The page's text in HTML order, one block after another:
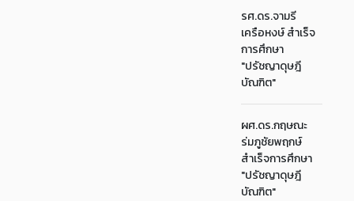
รศ.ดร.จามรี
เครือหงษ์ สำเร็จ
การศึกษา
"ปรัชญาดุษฎี
บัณฑิต"
ผศ.ดร.กฤษณะ
ร่มภูชัยพฤกษ์
สำเร็จการศึกษา
"ปรัชญาดุษฎี
บัณฑิต"